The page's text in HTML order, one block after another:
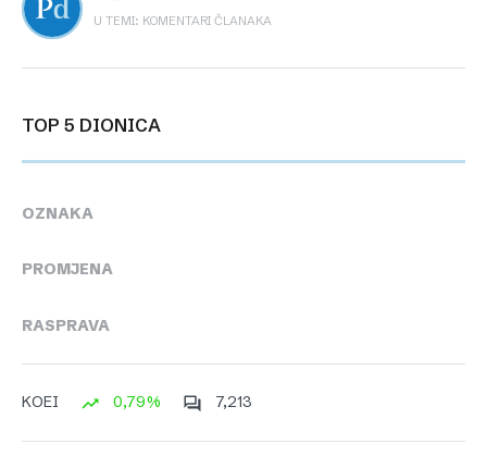
U TEMI: KOMENTARI ČLANAKA
TOP 5 DIONICA
OZNAKA
PROMJENA
RASPRAVA
KOEI 0,79% 7,213